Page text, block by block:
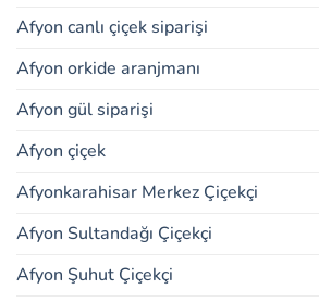
Afyon canlı çiçek siparişi
Afyon orkide aranjmanı
Afyon gül siparişi
Afyon çiçek
Afyonkarahisar Merkez Çiçekçi
Afyon Sultandağı Çiçekçi
Afyon Şuhut Çiçekçi